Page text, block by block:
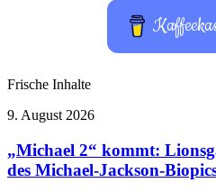
Frische Inhalte
„Michael
kommt:
Lionsgate
treibt
9. August 2026
„Michael 2“ kommt:
des Michael-Jackson-